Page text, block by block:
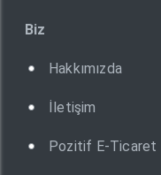
Biz
Hakkımızda
İletişim
Pozitif E-Ticaret